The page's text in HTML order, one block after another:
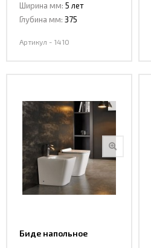
Ширина мм: 5 лет
Глубина мм: 375
Артикул - 1410
Биде напольное